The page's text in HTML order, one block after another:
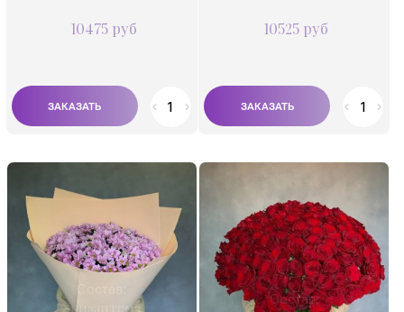
10475 руб 10525 руб
Хризантема
Состав: